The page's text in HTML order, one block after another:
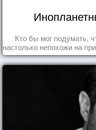
Кто бы мог подумать,
настолько непохожи на
что кажутся